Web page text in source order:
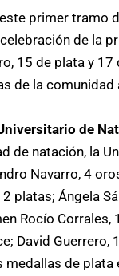
primer tramo
de la
15 de plata y
de la comunidad
de
de natación, la
Navarro, 4
2 platas; Ángela
Rocío Corrales,
David Guerrero,
medallas de plata